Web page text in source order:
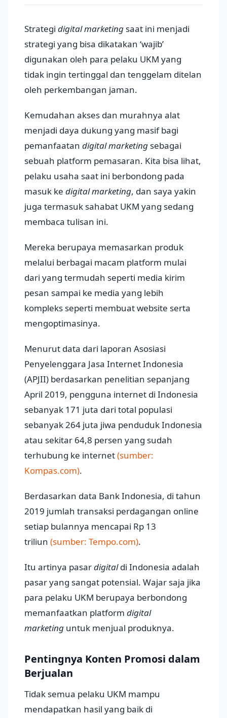
Strategi digital marketing saat ini menjadi
strategi yang bisa dikatakan ‘wajib’
digunakan oleh para pelaku UKM yang
tidak ingin tertinggal dan tenggelam ditelan
oleh perkembangan jaman.
Kemudahan akses dan murahnya alat
menjadi daya dukung yang masif bagi
pemanfaatan digital marketing sebagai
sebuah platform pemasaran. Kita bisa lihat,
pelaku usaha saat ini berbondong pada
masuk ke digital marketing, dan saya yakin
juga termasuk sahabat UKM yang sedang
membaca tulisan ini.
Mereka berupaya memasarkan produk
melalui berbagai macam platform mulai
dari yang termudah seperti media kirim
pesan sampai ke media yang lebih
kompleks seperti membuat website serta
mengoptimasinya.
Menurut data dari laporan Asosiasi
Penyelenggara Jasa Internet Indonesia
(APJII) berdasarkan penelitian sepanjang
April 2019, pengguna internet di Indonesia
sebanyak 171 juta dari total populasi
sebanyak 264 juta jiwa penduduk Indonesia
atau sekitar 64,8 persen yang sudah
terhubung ke internet(sumber:
Kompas.com).
Berdasarkan data Bank Indonesia, di tahun
2019 jumlah transaksi perdagangan online
setiap bulannya mencapai Rp 13
triliun (sumber: Tempo.com).
Itu artinya pasardigitaldi Indonesia adalah
pasar yang sangat potensial. Wajar saja jika
para pelaku UKM berupaya berbondong
memanfaatkan platform digital
marketing untuk menjual produknya.
Pentingnya Konten Promosi dalam
Berjualan
Tidak semua pelaku UKM mampu
mendapatkan hasil yang baik di